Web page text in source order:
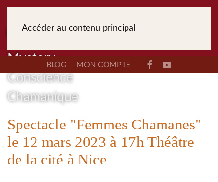
Accéder au contenu principal
BLOG MON COMPTE
Spectacle "Femmes Chamanes"
le 12 mars 2023 à 17h Théâtre
de la cité à Nice